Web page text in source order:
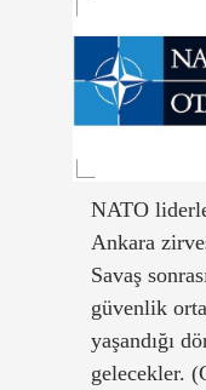
NATO
Ankara
Savaş
güvenlik
yaşandığı
gelecekler.